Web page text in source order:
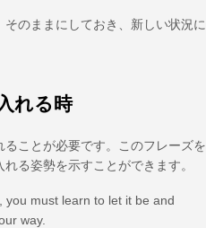
そのままにしておき、新しい状況に
れる時
ことが必要です。このフレーズを
る姿勢を示すことができます。
must learn to let it be and
way.